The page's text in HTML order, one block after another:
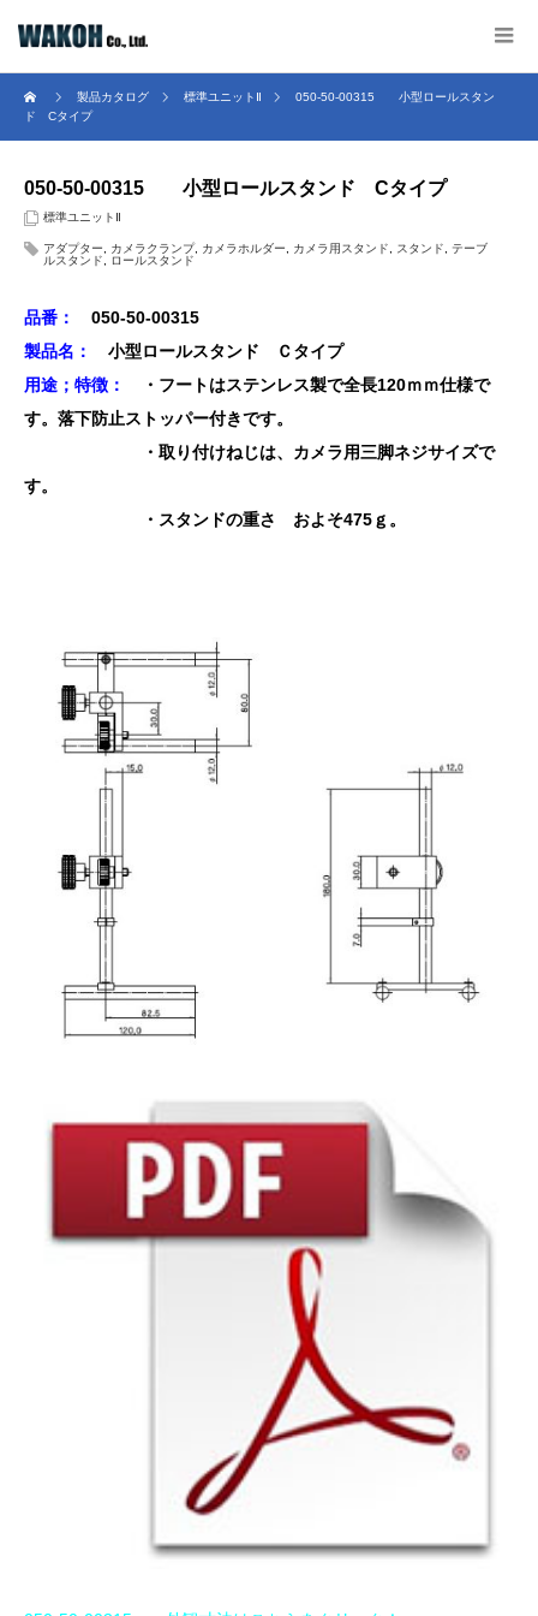
製品カタログ 標準ユニットⅡ
050-50-00315 小型ロールスタン
ド Cタイプ
050-50-00315 小型ロールスタンド Cタイプ
標準ユニットⅡ
アダプター カメラクランプ, カメラホルダー カメラ用スタンド スタンド
テーブ
ルスタンド
ロールスタンド
品番：
050-50-00315
製品名：
小型ロールスタンド Ｃタイプ
用途；特徴：
・フートはステンレス製で全長120ｍｍ仕様で
す。 落下防止ストッパー付きです。
・取り付けねじは、カメラ用三脚ネジサイズで
す。
・スタンドの重さ およそ475ｇ。